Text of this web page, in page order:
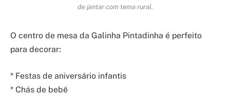
de jantar com tema rural.
O centro de mesa da Galinha Pintadinha é perfeito
para decorar:
* Festas de aniversário infantis
* Chás de bebê